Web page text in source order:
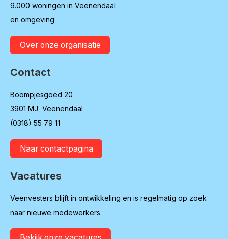
9.000 woningen in Veenendaal
en omgeving
Over onze organisatie
Contact
Boompjesgoed 20
3901 MJ Veenendaal
(0318) 55 79 11
Naar contactpagina
Vacatures
Veenvesters blijft in ontwikkeling en is regelmatig op zoek
naar nieuwe medewerkers